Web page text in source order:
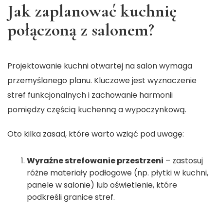
Jak zaplanować kuchnię
połączoną z salonem?
Projektowanie kuchni otwartej na salon wymaga
przemyślanego planu. Kluczowe jest wyznaczenie
stref funkcjonalnych i zachowanie harmonii
pomiędzy częścią kuchenną a wypoczynkową.
Oto kilka zasad, które warto wziąć pod uwagę:
Wyraźne strefowanie przestrzeni – zastosuj
różne materiały podłogowe (np. płytki w kuchni,
panele w salonie) lub oświetlenie, które
podkreśli granice stref.